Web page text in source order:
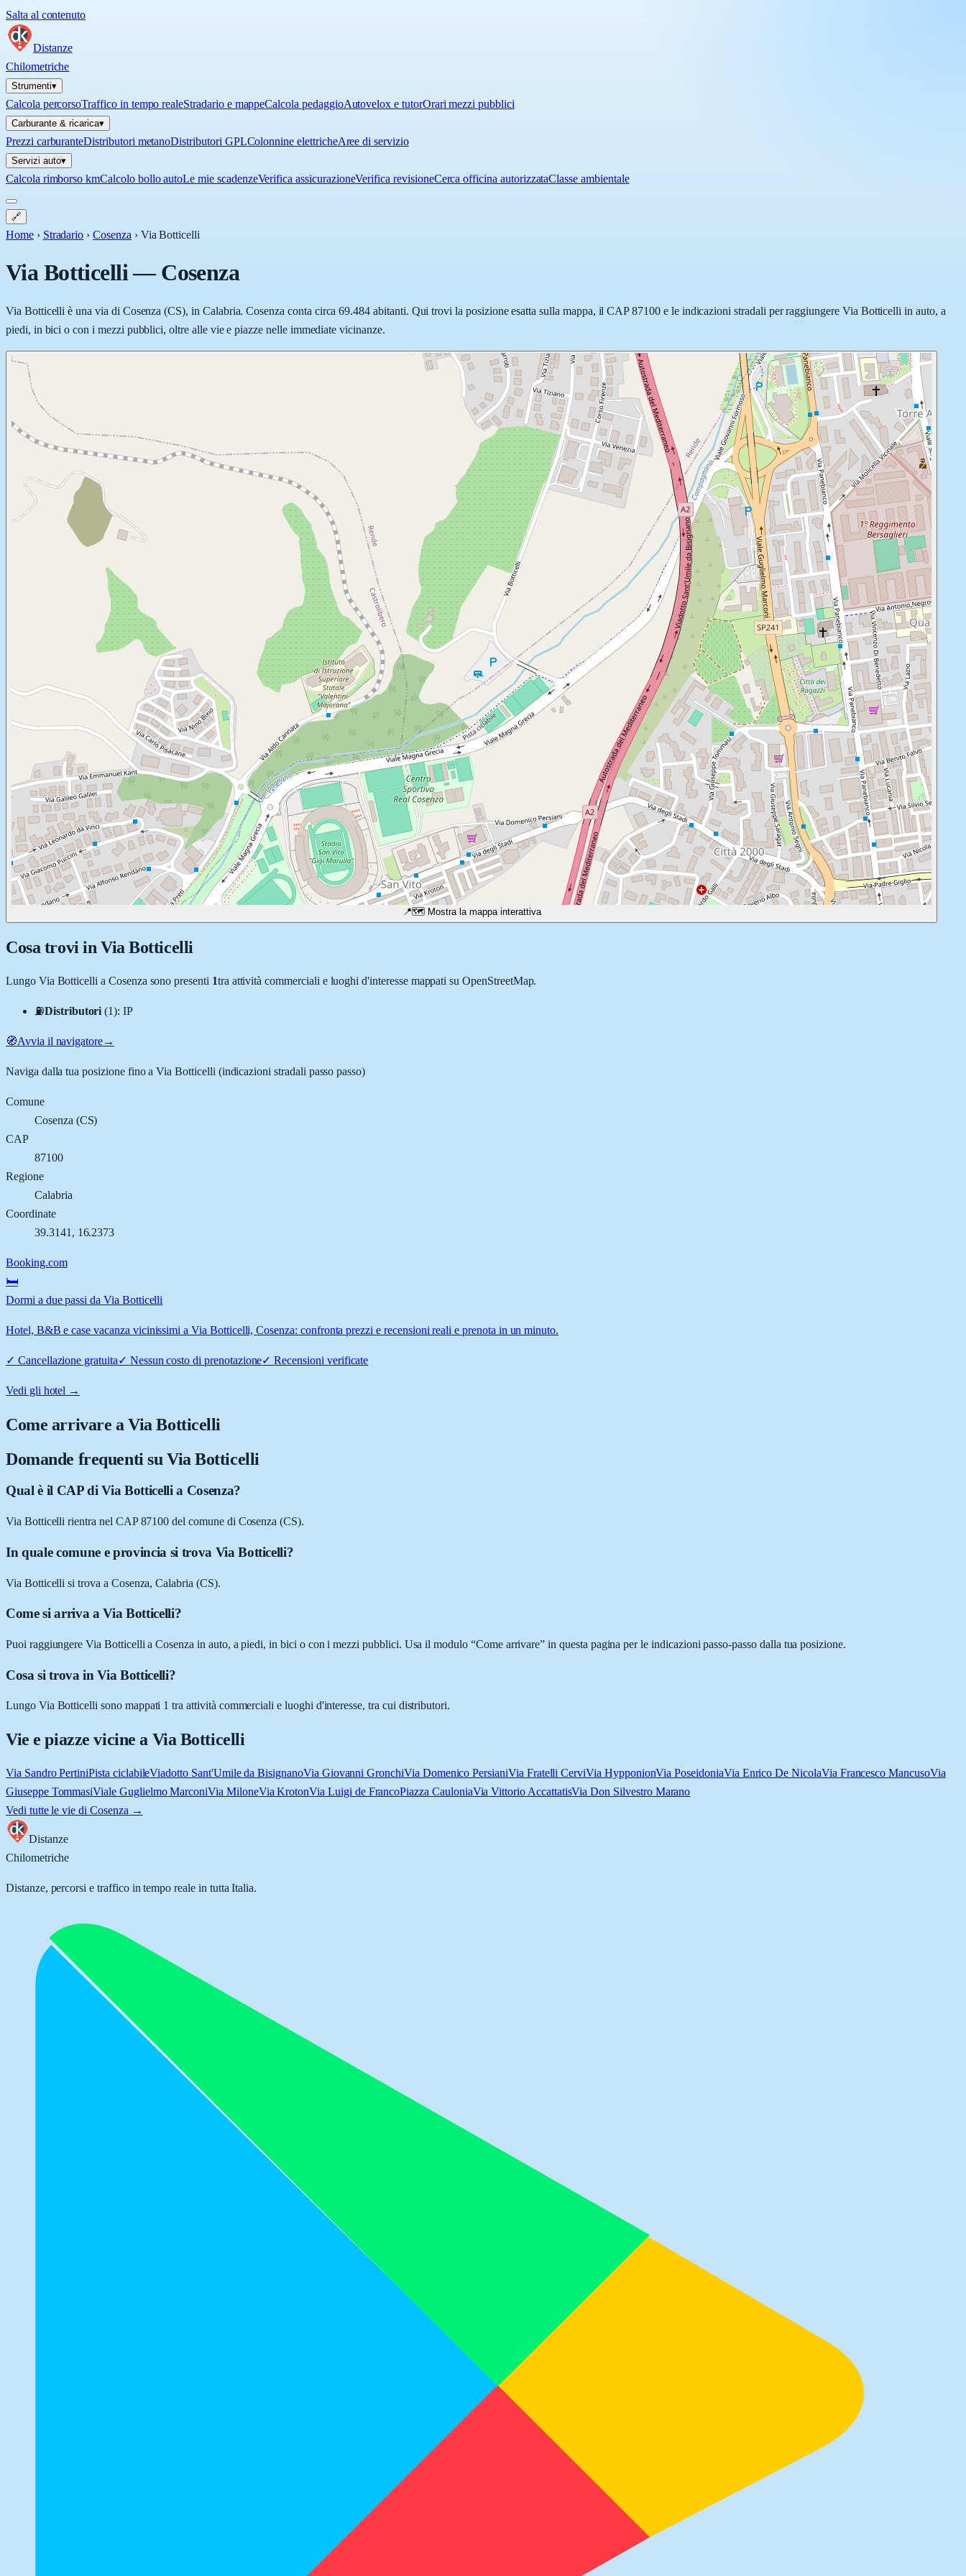
Salta al contenuto
Distanze
Chilometriche
Strumenti▾
Calcola percorsoTraffico in tempo realeStradario e mappeCalcola pedaggioAutovelox e tutorOrari mezzi pubblici
Carburante & ricarica▾
Prezzi carburanteDistributori metanoDistributori GPLColonnine elettricheAree di servizio
Servizi auto▾
Calcola rimborso kmCalcolo bollo autoLe mie scadenzeVerifica assicurazioneVerifica revisioneCerca officina autorizzataClasse ambientale
🔗
Home › Stradario › Cosenza › Via Botticelli
Via Botticelli—Cosenza
Via Botticelli è una via di Cosenza (CS), in Calabria. Cosenza conta circa 69.484 abitanti. Qui trovi la posizione esatta sulla mappa, il CAP 87100 e le indicazioni stradali per raggiungere Via Botticelli in auto, a
piedi, in bici o con i mezzi pubblici, oltre alle vie e piazze nelle immediate vicinanze.
📍🗺️ Mostra la mappa interattiva
Cosa trovi in Via Botticelli
Lungo Via Botticelli a Cosenza sono presenti 1tra attività commerciali e luoghi d'interesse mappati su OpenStreetMap.
⛽Distributori (1):IP
🧭Avvia il navigatore→
Naviga dalla tua posizione fino aVia Botticelli (indicazioni stradali passo passo)
Comune
Cosenza (CS)
CAP
87100
Regione
Calabria
Coordinate
39.3141 , 16.2373
Booking.com
🛏️
Dormi a due passi da Via Botticelli
Hotel, B&B e case vacanza vicinissimi a Via Botticelli, Cosenza: confronta prezzi e recensioni reali e prenota in un minuto.
✓ Cancellazione gratuita✓ Nessun costo di prenotazione✓Recensioni verificate
Vedi gli hotel →
Come arrivare aVia Botticelli
Domande frequenti su Via Botticelli
Qual è il CAP di Via Botticelli a Cosenza?
Via Botticelli rientra nel CAP 87100 del comune di Cosenza (CS).
In quale comune e provincia si trova Via Botticelli?
Via Botticelli si trova a Cosenza, Calabria (CS).
Come si arriva a Via Botticelli?
Puoi raggiungere Via Botticelli a Cosenza in auto, a piedi, in bici o con i mezzi pubblici. Usa il modulo “Come arrivare” in questa pagina per le indicazioni passo-passo dalla tua posizione.
Cosa si trova in Via Botticelli?
Lungo Via Botticelli sono mappati 1 tra attività commerciali e luoghi d'interesse, tra cui distributori.
Vie e piazze vicine a Via Botticelli
Via Sandro PertiniPista ciclabileViadotto Sant'Umile da BisignanoVia Giovanni GronchiVia Domenico PersianiVia Fratelli CerviVia HypponionVia PoseidoniaVia Enrico De NicolaVia Francesco MancusoVia
Giuseppe TommasiViale Guglielmo MarconiVia MiloneVia KrotonVia Luigi de FrancoPiazza CauloniaVia Vittorio AccattatisVia Don Silvestro Marano
Vedi tutte le vie di Cosenza →
Distanze
Chilometriche
Distanze, percorsi e traffico in tempo reale in tutta Italia.